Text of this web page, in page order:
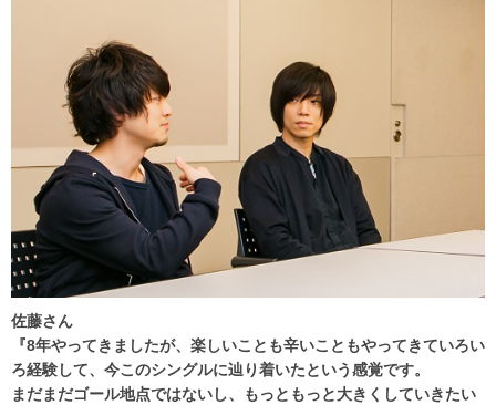
佐藤さん
『8年やってきましたが、楽しいことも辛いこともやってきていろい
ろ経験して、今このシングルに辿り着いたという感覚です。
まだまだゴール地点ではないし、もっともっと大きくしていきたい